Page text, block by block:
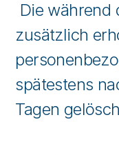
Die während
zusätzlich
spätestens
Tagen